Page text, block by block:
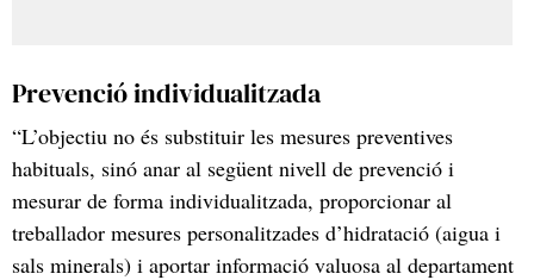
Prevenció individualitzada
“L’objectiu no és substituir les mesures preventives
habituals, sinó anar al següent nivell de prevenció i
mesurar de forma individualitzada, proporcionar al
treballador mesures personalitzades d’hidratació (aigua i
sals minerals) i aportar informació valuosa al departament